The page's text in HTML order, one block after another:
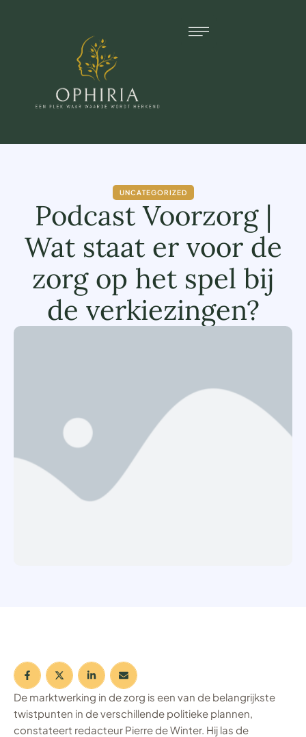
UNCATEGORIZED
Podcast Voorzorg |
Wat staat er voor de
zorg op het spel bij
de verkiezingen?
De marktwerking in de zorg is een van de belangrijkste
twistpunten in de verschillende politieke plannen,
constateert redacteur Pierre de Winter. Hij las de